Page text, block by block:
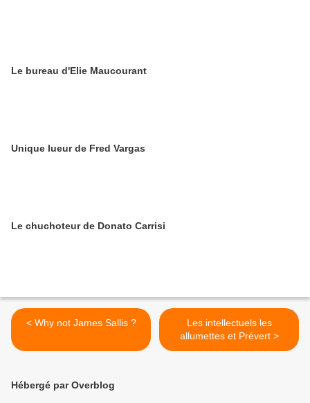
Le bureau d'Elie Maucourant
Unique lueur de Fred Vargas
Le chuchoteur de Donato Carrisi
< Why not James Sallis ?
Les intellectuels les
allumettes et Prévert >
Hébergé par Overblog